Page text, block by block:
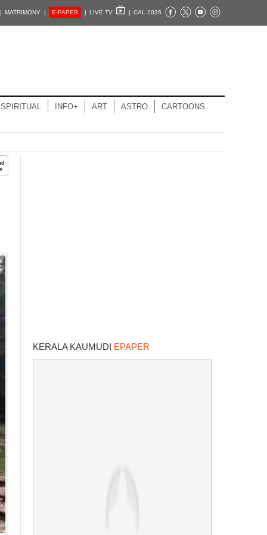
MATRIMONY | E-PAPER | LIVE TV | CAL 2026
SPIRITUAL INFO+ ART ASTRO CARTOONS
KERALA KAUMUDI EPAPER